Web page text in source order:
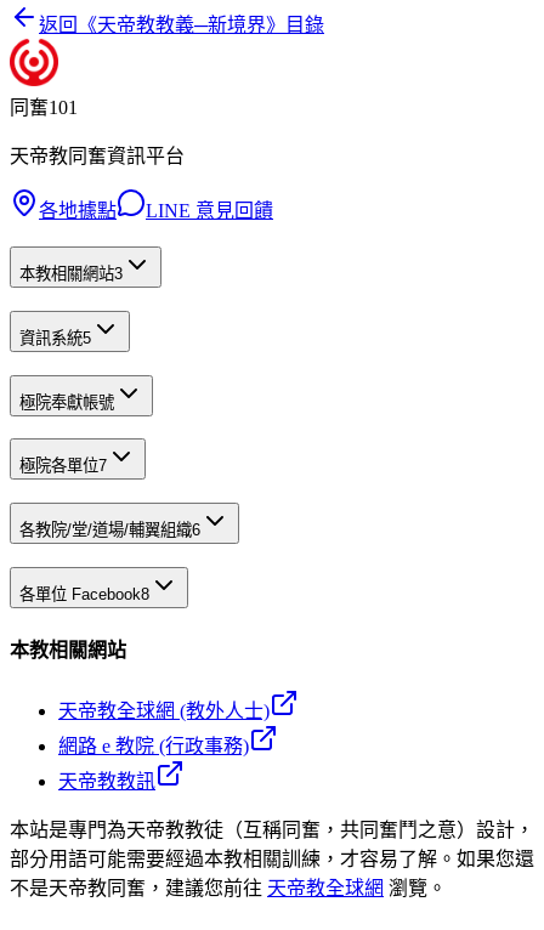
返回《天帝教教義─新境界》目錄
同奮101
天帝教同奮資訊平台
各地據點 LINE 意見回饋
本教相關網站3
資訊系統5
極院奉獻帳號
極院各單位7
各教院/堂/道場/輔翼組織6
各單位 Facebook8
本教相關網站
天帝教全球網 (教外人士)
網路 e 教院 (行政事務)
天帝教教訊
本站是專門為天帝教教徒（互稱同奮，共同奮鬥之意）設計，
部分用語可能需要經過本教相關訓練，才容易了解。如果您還
不是天帝教同奮，建議您前往 天帝教全球網 瀏覽。